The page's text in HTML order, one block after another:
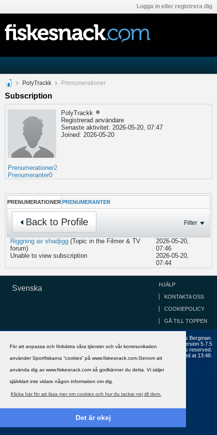
För att anpassa och förbättra våra tjänster och vår kommunikation
använder Sportfiskarna ”cookies” på www.fiskesnack.com.Genom att
använda dig av www.fiskesnack.com så godkänner du detta. Vi säljer
självklart inte vidare någon information om dig.
Klicka här för att läsa mer om cookies och hur du tackar nej till dem.
Det är okej
Logga in eller registrera dig
PolyTrackk Prenumerationer
Subscription
PolyTrackk
Registrerad användare
Senaste aktivitet: 2026-05-20, 07:47
Joined: 2026-05-20
Prenumerationer2
Prenumeranter0
PRENUMERATIONER PRENUMERANTER
Back to Profile Filter
Riggning av shadjigg (Topic in the Filmer & TV
forum)
2026-05-20,
07:46
Unable to view subscription
2026-05-20,
07:44
Svenska HJÄLP
KONTAKTA OSS
COOKIEPOLICY
GÅ TILL TOPPEN
Copyright ©2002 - 2021, FiskeSnack.com. Grundad 2002 av Anders Bergman.
Powered by
Version 5.7.5
Copyright © 2026 MH Sub I, LLC dba vBulletin. All rights reserved.
All times are GMT+1. This page was generated at 13:48.